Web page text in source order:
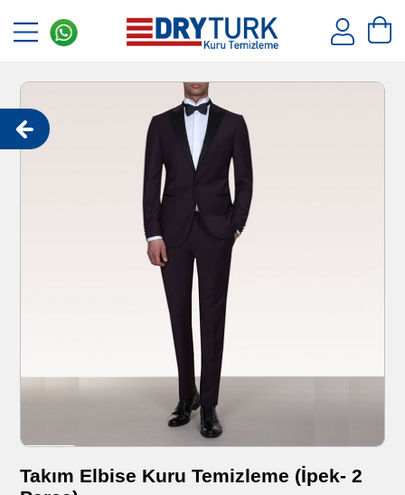
Takım Elbise Kuru Temizleme (İpek- 2